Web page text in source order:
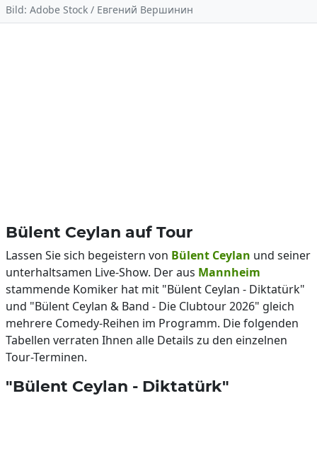
Bild: Adobe Stock / Евгений Вершинин
Bülent Ceylan auf Tour
Lassen Sie sich begeistern von Bülent Ceylan und seiner
unterhaltsamen Live-Show. Der aus Mannheim
stammende Komiker hat mit "Bülent Ceylan - Diktatürk"
und "Bülent Ceylan & Band - Die Clubtour 2026" gleich
mehrere Comedy-Reihen im Programm. Die folgenden
Tabellen verraten Ihnen alle Details zu den einzelnen
Tour-Terminen.
"Bülent Ceylan - Diktatürk"